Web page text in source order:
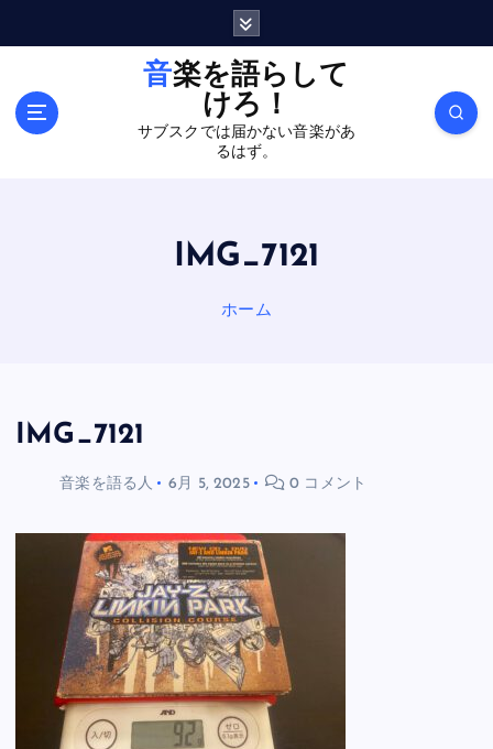
音楽を語らして
けろ！
サブスクでは届かない音楽があ
るはず。
IMG_7121
ホーム
IMG_7121
音楽を語る人 6月 5, 2025 0 コメント